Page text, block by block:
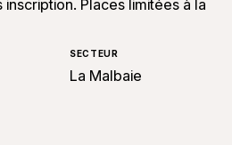
Places limitées à la
SECTEUR
La Malbaie